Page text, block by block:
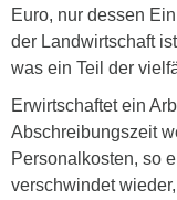
Euro, nur dessen
der Landwirtschaft
was ein Teil der
Erwirtschaftet ein
Abschreibungszeit
Personalkosten, so
verschwindet